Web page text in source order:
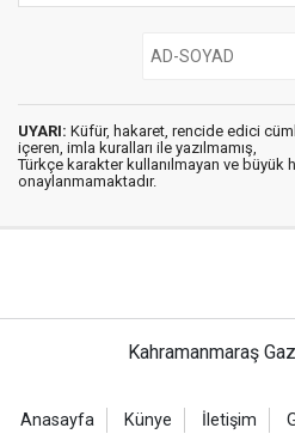
UYARI: Küfür, hakaret, rencide edici
içeren, imla kuralları ile yazılmamış,
Türkçe karakter kullanılmayan ve büyük
onaylanmamaktadır.
Kahramanmaraş
Anasayfa Künye İletişim